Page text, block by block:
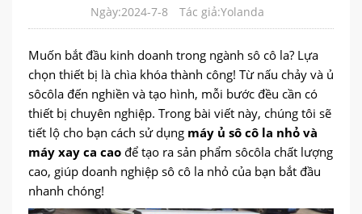
Ngày:2024-7-8 Tác giả:Yolanda
Muốn bắt đầu kinh doanh trong ngành sô cô la? Lựa
chọn thiết bị là chìa khóa thành công! Từ nấu chảy và ủ
sôcôla đến nghiền và tạo hình, mỗi bước đều cần có
thiết bị chuyên nghiệp. Trong bài viết này, chúng tôi sẽ
tiết lộ cho bạn cách sử dụng máy ủ sô cô la nhỏ và
máy xay ca cao để tạo ra sản phẩm sôcôla chất lượng
cao, giúp doanh nghiệp sô cô la nhỏ của bạn bắt đầu
nhanh chóng!